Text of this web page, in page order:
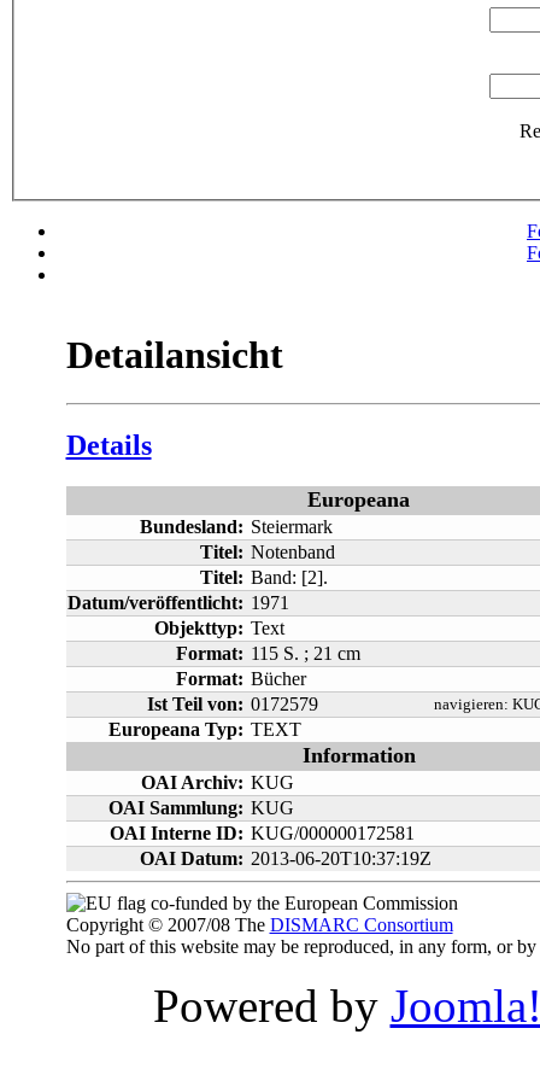
Detailansicht
Details
Europeana
Bundesland: Steiermark
Titel: Notenband
Titel: Band: [2].
Datum/veröffentlicht: 1971
Objekttyp: Text
Format: 115 S. ; 21 cm
Format: Bücher
Ist Teil von: 0172579 navigieren:
Europeana Typ: TEXT
Information
OAI Archiv: KUG
OAI Sammlung: KUG
OAI Interne ID: KUG/000000172581
OAI Datum: 2013-06-20T10:37:19Z
co-funded by the European Commission
Copyright © 2007/08 The DISMARC Consortium
No part of this website may be reproduced, in any form, or
Powered by